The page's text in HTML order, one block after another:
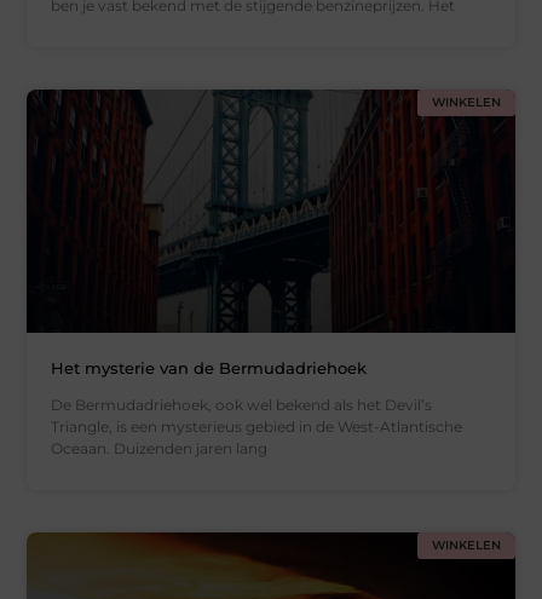
ben je vast bekend met de stijgende benzineprijzen. Het
WINKELEN
Het mysterie van de Bermudadriehoek
De Bermudadriehoek, ook wel bekend als het Devil’s
Triangle, is een mysterieus gebied in de West-Atlantische
Oceaan. Duizenden jaren lang
WINKELEN